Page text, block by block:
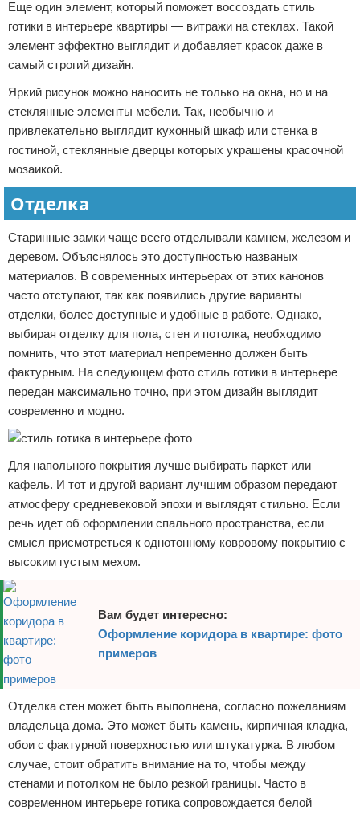
Еще один элемент, который поможет воссоздать стиль
готики в интерьере квартиры — витражи на стеклах. Такой
элемент эффектно выглядит и добавляет красок даже в
самый строгий дизайн.
Яркий рисунок можно наносить не только на окна, но и на
стеклянные элементы мебели. Так, необычно и
привлекательно выглядит кухонный шкаф или стенка в
гостиной, стеклянные дверцы которых украшены красочной
мозаикой.
Отделка
Старинные замки чаще всего отделывали камнем, железом и
деревом. Объяснялось это доступностью названых
материалов. В современных интерьерах от этих канонов
часто отступают, так как появились другие варианты
отделки, более доступные и удобные в работе. Однако,
выбирая отделку для пола, стен и потолка, необходимо
помнить, что этот материал непременно должен быть
фактурным. На следующем фото стиль готики в интерьере
передан максимально точно, при этом дизайн выглядит
современно и модно.
Для напольного покрытия лучше выбирать паркет или
кафель. И тот и другой вариант лучшим образом передают
атмосферу средневековой эпохи и выглядят стильно. Если
речь идет об оформлении спального пространства, если
смысл присмотреться к однотонному ковровому покрытию с
высоким густым мехом.
Вам будет интересно:
Оформление коридора в квартире: фото
примеров
Отделка стен может быть выполнена, согласно пожеланиям
владельца дома. Это может быть камень, кирпичная кладка,
обои с фактурной поверхностью или штукатурка. В любом
случае, стоит обратить внимание на то, чтобы между
стенами и потолком не было резкой границы. Часто в
современном интерьере готика сопровождается белой